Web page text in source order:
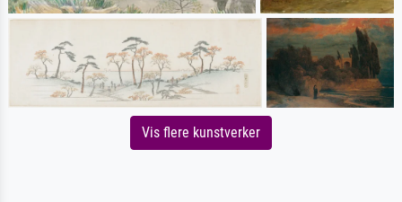
Vis flere kunstverker